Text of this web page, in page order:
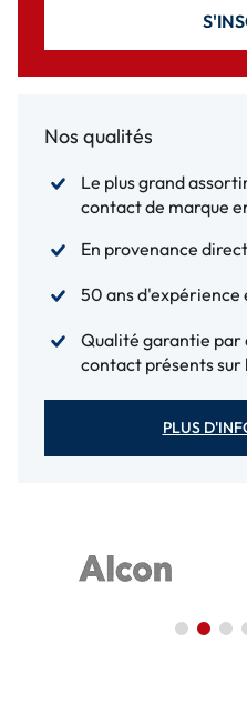
Nos qualités
Le plus grand
contact de marque
En provenance
50 ans
Qualité garantie par
contact présents sur
PLUS